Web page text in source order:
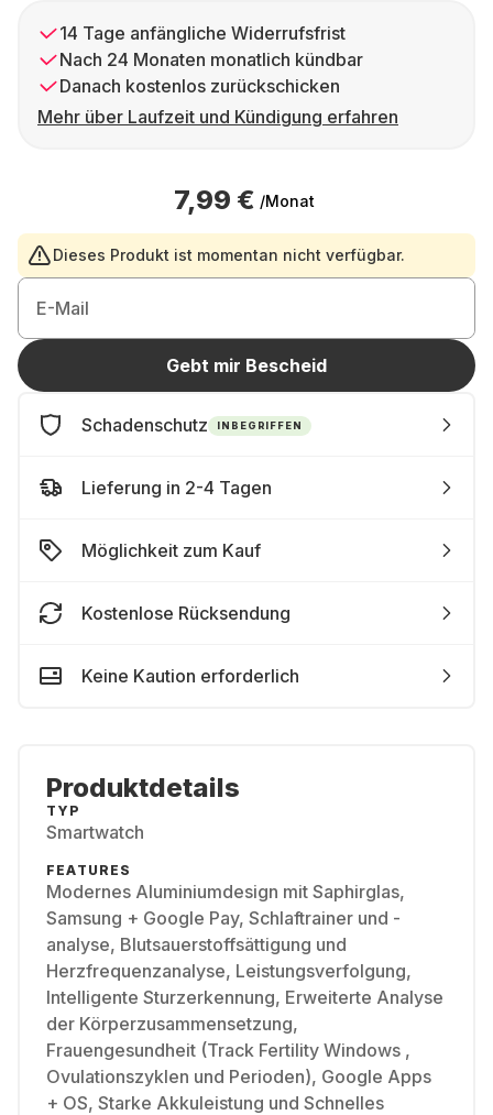
14 Tage anfängliche Widerrufsfrist
Nach 24 Monaten monatlich kündbar
Danach kostenlos zurückschicken
Mehr über Laufzeit und Kündigung erfahren
7,99 € /Monat
Dieses Produkt ist momentan nicht verfügbar.
E-Mail
Gebt mir Bescheid
Schadenschutz INBEGRIFFEN
Lieferung in 2-4 Tagen
Möglichkeit zum Kauf
Kostenlose Rücksendung
Keine Kaution erforderlich
Produktdetails
TYP
Smartwatch
FEATURES
Modernes Aluminiumdesign mit Saphirglas,
Samsung + Google Pay, Schlaftrainer und -
analyse, Blutsauerstoffsättigung und
Herzfrequenzanalyse, Leistungsverfolgung,
Intelligente Sturzerkennung, Erweiterte Analyse
der Körperzusammensetzung,
Frauengesundheit (Track Fertility Windows ,
Ovulationszyklen und Perioden), Google Apps
+ OS, Starke Akkuleistung und Schnelles